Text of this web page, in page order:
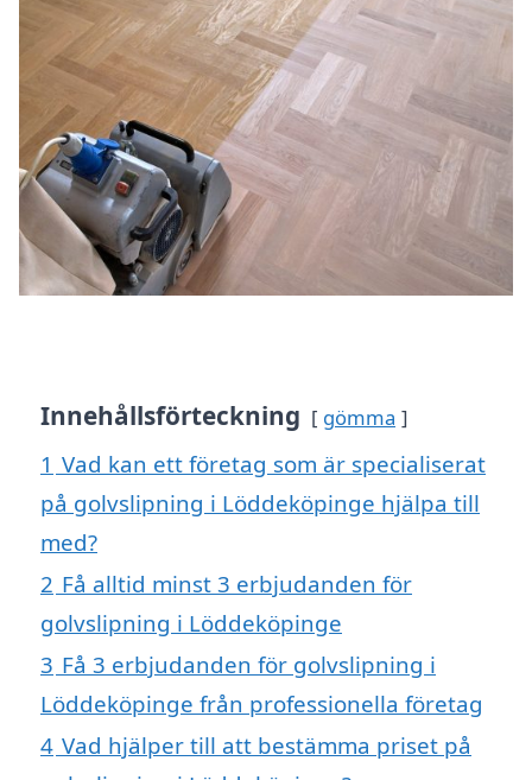
Innehållsförteckning gömma
1 Vad kan ett företag som är specialiserat
på golvslipning i Löddeköpinge hjälpa till
med?
2 Få alltid minst 3 erbjudanden för
golvslipning i Löddeköpinge
3 Få 3 erbjudanden för golvslipning i
Löddeköpinge från professionella företag
4 Vad hjälper till att bestämma priset på